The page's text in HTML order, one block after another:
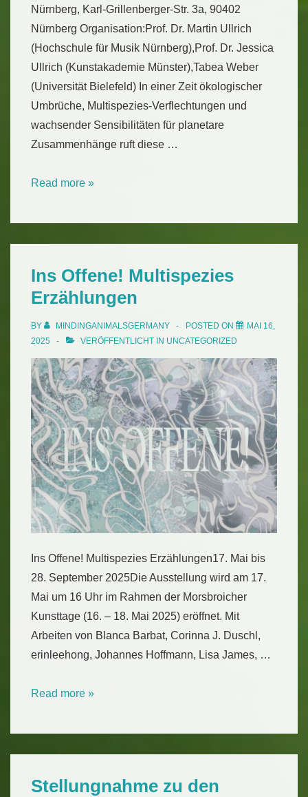
Nürnberg, Karl-Grillenberger-Str. 3a, 90402
Nürnberg Organisation:Prof. Dr. Martin Ullrich
(Hochschule für Musik Nürnberg),Prof. Dr. Jessica
Ullrich (Kunstakademie Münster),Tabea Weber
(Universität Bielefeld) In einer Zeit ökologischer
Umbrüche, Multispezies-Verflechtungen und
wachsender Sensibilitäten für planetare
Zusammenhänge ruft diese …
Blue
Aesthetics
Read more »
Ins Offene! Multispezies
Erzählungen
BY MINDINGANIMALSGERMANY POSTED ON
MAI 16,
2025
VERÖFFENTLICHT IN UNCATEGORIZED
Ins Offene! Multispezies Erzählungen17. Mai bis
28. September 2025Die Ausstellung wird am 17.
Mai um 16 Uhr im Rahmen der Morsbroicher
Kunsttage (16. – 18. Mai 2025) eröffnet. Mit
Arbeiten von Blanca Barbat, Corinna J. Duschl,
erinleehong, Johannes Hoffmann, Lisa James, …
Ins
Multispezies
Read more »
Stellungnahme zu den